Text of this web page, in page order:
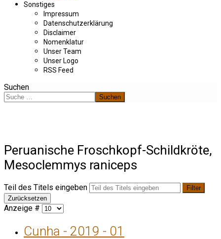
Sonstiges
Impressum
Datenschutzerklärung
Disclaimer
Nomenklatur
Unser Team
Unser Logo
RSS Feed
Suchen
Suchen
Peruanische Froschkopf-Schildkröte,
Mesoclemmys raniceps
Teil des Titels eingeben
Filter
Zurücksetzen
Anzeige #
Cunha - 2019 - 01